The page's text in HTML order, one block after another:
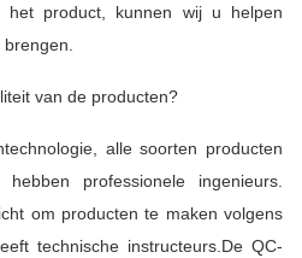
product, kunnen wij u helpen
van de producten?
alle soorten producten
professionele ingenieurs.
om producten te maken volgens
technische instructeurs.De QC-